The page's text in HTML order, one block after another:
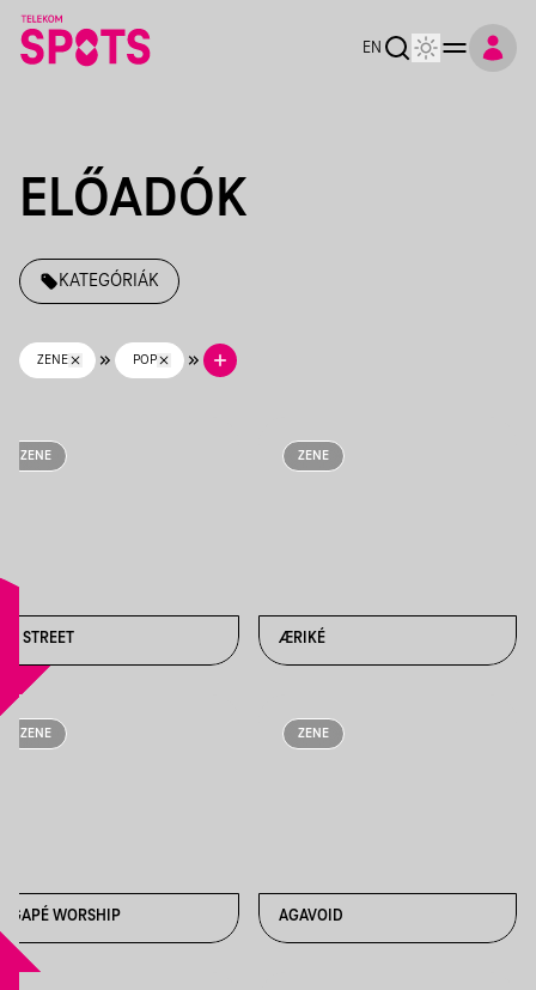
EN
ELŐADÓK
KATEGÓRIÁK
ZENE POP
ZENE
4S STREET
ZENE
ÆRIKÉ
ZENE
AGAPÉ WORSHIP
ZENE
AGAVOID
Telekom Spots